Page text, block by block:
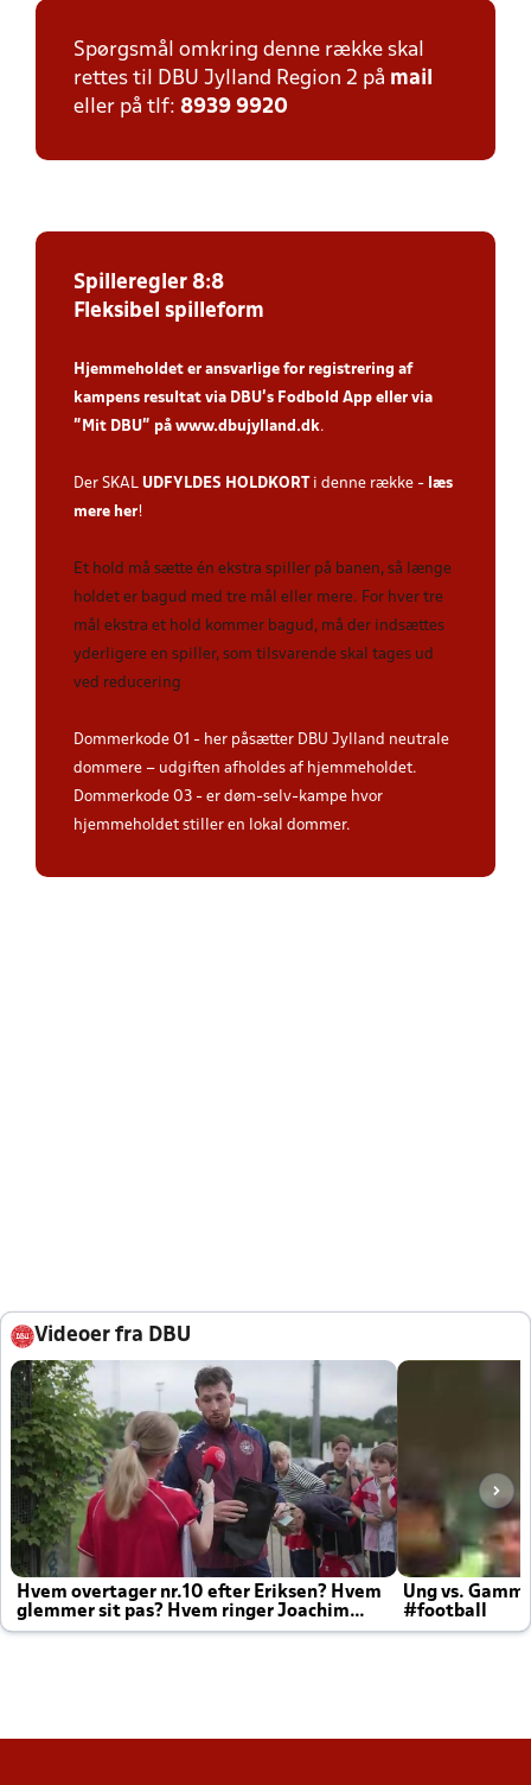
Spørgsmål omkring denne række skal
rettes til DBU Jylland Region 2 på mail
eller på tlf: 8939 9920
Spilleregler 8:8
Fleksibel spilleform
Hjemmeholdet er ansvarlige for registrering af
kampens resultat via DBU’s Fodbold App eller via
”Mit DBU” på www.dbujylland.dk.
Der SKAL UDFYLDES HOLDKORTi denne række - læs
mere her!
Et hold må sætte én ekstra spiller på banen, så længe
holdet er bagud med tre mål eller mere. For hver tre
mål ekstra et hold kommer bagud, må der indsættes
yderligere en spiller, som tilsvarende skal tages ud
ved reducering
Dommerkode 01 - her påsætter DBU Jylland neutrale
dommere – udgiften afholdes af hjemmeholdet.
Dommerkode 03 - er døm-selv-kampe hvor
hjemmeholdet stiller en lokal dommer.
Videoer fra DBU
Hvem overtager nr.10 efter Eriksen? Hvem
glemmer sit pas? Hvem ringer Joachim
altid til efter kampe?
Ung vs.
#football